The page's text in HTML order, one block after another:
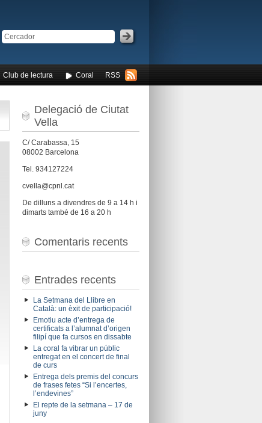
RSS
Club de lectura Coral
Delegació de Ciutat
Vella
C/ Carabassa, 15
08002 Barcelona
Tel. 934127224
cvella@cpnl.cat
De dilluns a divendres de 9 a 14 h i
dimarts també de 16 a 20 h
Comentaris recents
Entrades recents
La Setmana del Llibre en
Català: un èxit de participació!
Emotiu acte d’entrega de
certificats a l’alumnat d’origen
filipí que fa cursos en dissabte
La coral fa vibrar un públic
entregat en el concert de final
de curs
Entrega dels premis del concurs
de frases fetes “Si l’encertes,
l’endevines”
El repte de la setmana – 17 de
juny